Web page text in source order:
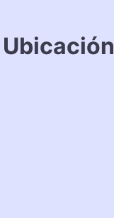
Ubicación